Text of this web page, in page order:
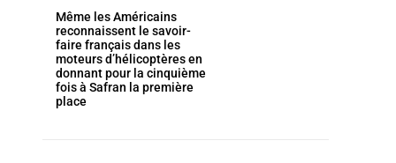
Même les Américains
reconnaissent le savoir-
faire français dans les
moteurs d’hélicoptères en
donnant pour la cinquième
fois à Safran la première
place